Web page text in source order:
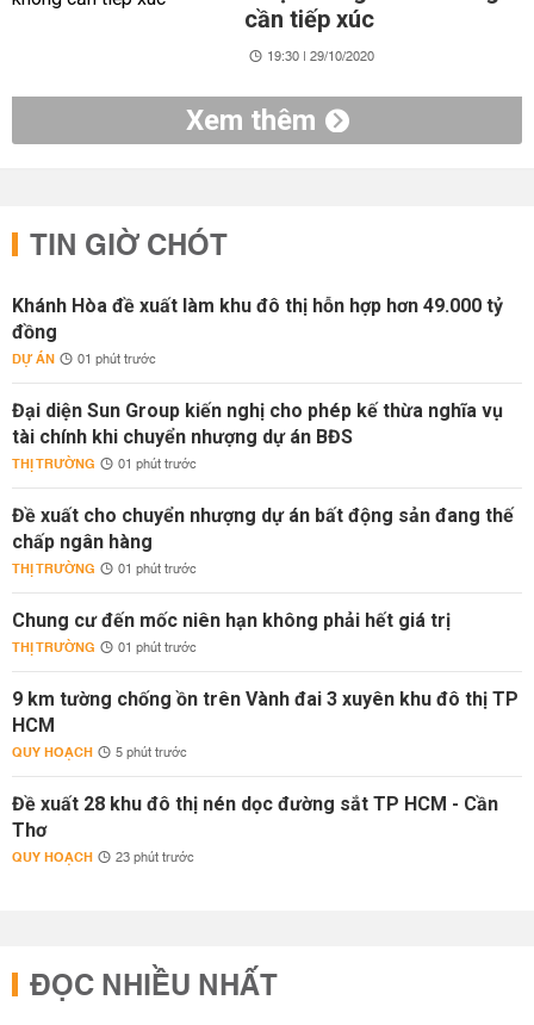
cần tiếp xúc
19:30 | 29/10/2020
Xem thêm
TIN GIỜ CHÓT
Khánh Hòa đề xuất làm khu đô thị hỗn hợp hơn 49.000 tỷ
đồng
DỰ ÁN 01 phút trước
Đại diện Sun Group kiến nghị cho phép kế thừa nghĩa vụ
tài chính khi chuyển nhượng dự án BĐS
THỊ TRƯỜNG 01 phút trước
Đề xuất cho chuyển nhượng dự án bất động sản đang thế
chấp ngân hàng
THỊ TRƯỜNG 01 phút trước
Chung cư đến mốc niên hạn không phải hết giá trị
THỊ TRƯỜNG 01 phút trước
9 km tường chống ồn trên Vành đai 3 xuyên khu đô thị TP
HCM
QUY HOẠCH 5 phút trước
Đề xuất 28 khu đô thị nén dọc đường sắt TP HCM - Cần
Thơ
QUY HOẠCH 23 phút trước
ĐỌC NHIỀU NHẤT